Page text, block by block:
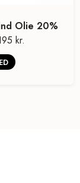
Olie 20%
kr.